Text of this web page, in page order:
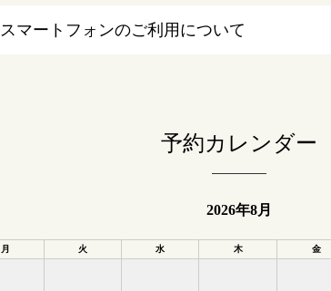
スマートフォンのご利用について
予約カレンダー
2026年8月
月 火 水 木 金